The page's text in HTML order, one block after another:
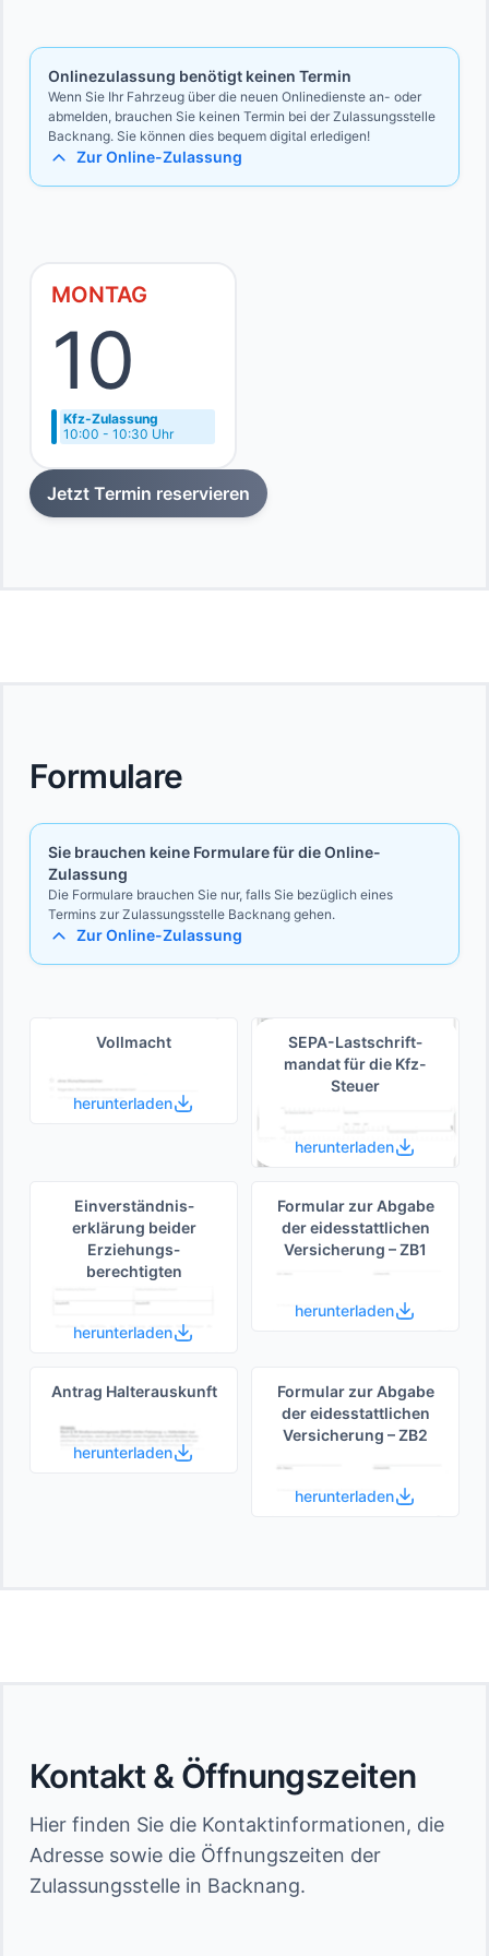
Onlinezulassung benötigt keinen Termin
Wenn Sie Ihr Fahrzeug über die neuen Onlinedienste an- oder
abmelden, brauchen Sie keinen Termin bei der Zulassungsstelle
Backnang. Sie können dies bequem digital erledigen!
Zur Online-Zulassung
MONTAG
10
Kfz-Zulassung
10:00 - 10:30 Uhr
Jetzt Termin reservieren
Formulare
Sie brauchen keine Formulare für die Online-
Zulassung
Die Formulare brauchen Sie nur, falls Sie bezüglich eines
Termins zur Zulassungsstelle Backnang gehen.
Zur Online-Zulassung
Vollmacht
herunterladen
SEPA-Lastschrift­
mandat für die Kfz-
Steuer
herunterladen
Einverständnis­
erklärung beider
Erziehungs­
berechtigten
herunterladen
Formular zur Abgabe
der eides­stattlichen
Versicherung – ZB1
herunterladen
Antrag Halterauskunft
herunterladen
Formular zur Abgabe
der eides­stattlichen
Versicherung – ZB2
herunterladen
Kontakt & Öffnungszeiten
Hier finden Sie die Kontaktinformationen, die
Adresse sowie die Öffnungszeiten der
Zulassungsstelle in Backnang.